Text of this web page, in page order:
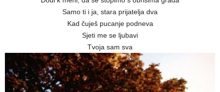
Samo ti i ja, stara prijatelja dva
Kad čuješ pucanje podneva
Sjeti me se ljubavi
Tvoja sam sva